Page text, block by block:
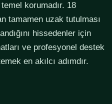
korumadır. 18
tamamen uzak tutulması
hissedenler için
ve profesyonel destek
en akılcı adımdır.